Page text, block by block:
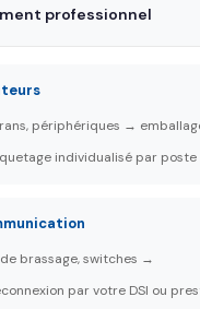
professionnel
périphériques →
individualisé par poste
brassage, switches →
par votre DSI ou